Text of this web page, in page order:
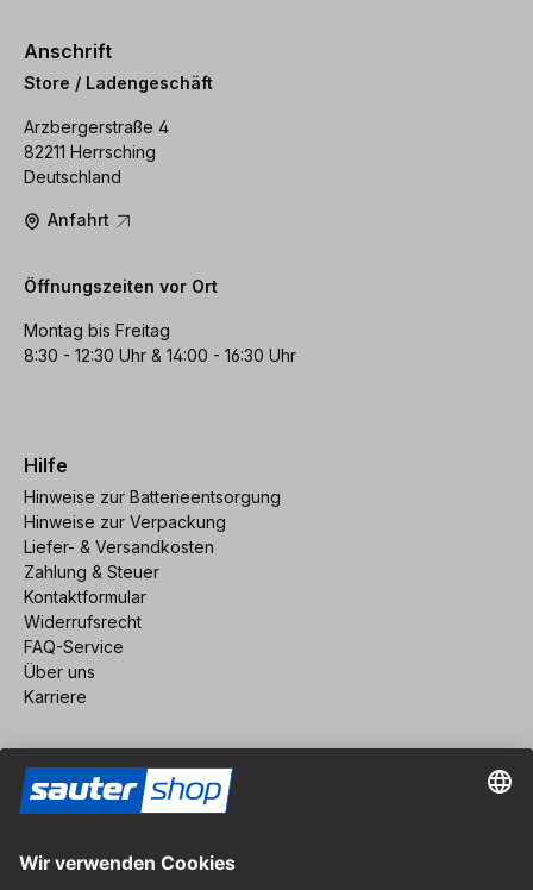
Anschrift
Store / Ladengeschäft
Arzbergerstraße 4
82211 Herrsching
Deutschland
Anfahrt
Öffnungszeiten vor Ort
Montag bis Freitag
8:30 - 12:30 Uhr & 14:00 - 16:30 Uhr
Hilfe
Hinweise zur Batterieentsorgung
Hinweise zur Verpackung
Liefer- & Versandkosten
Zahlung & Steuer
Kontaktformular
Widerrufsrecht
FAQ-Service
Über uns
Karriere